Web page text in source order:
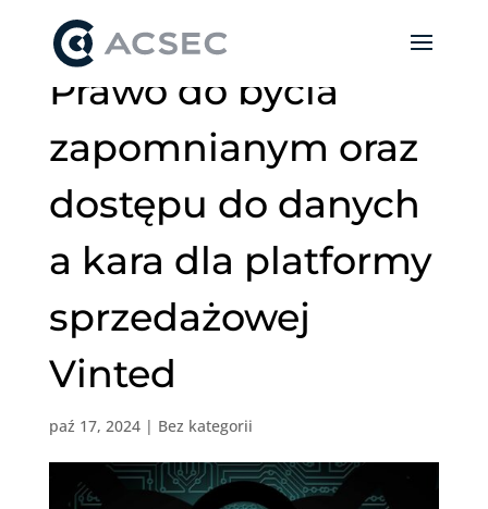
Prawo do bycia
zapomnianym oraz
dostępu do danych
a kara dla platformy
sprzedażowej
Vinted
paź 17, 2024| Bez kategorii